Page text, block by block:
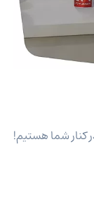
کنار شما هستیم!